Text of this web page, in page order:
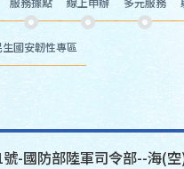
國安韌性專區
-國防部陸軍司令部--海(